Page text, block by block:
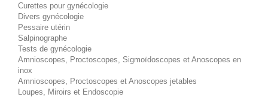
Curettes pour gynécologie
Divers gynécologie
Pessaire utérin
Salpinographe
Tests de gynécologie
Amnioscopes, Proctoscopes, Sigmoïdoscopes et Anoscopes en
inox
Amnioscopes, Proctoscopes et Anoscopes jetables
Loupes, Miroirs et Endoscopie